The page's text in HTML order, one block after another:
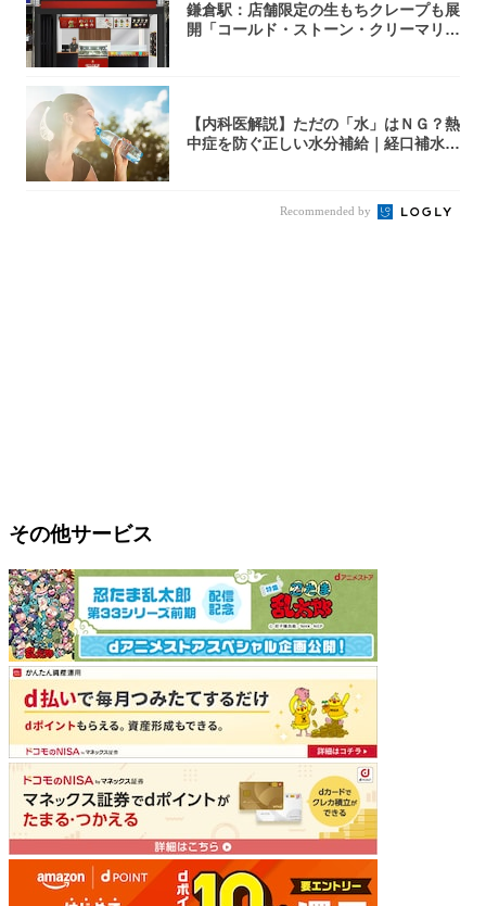
鎌倉駅：店舗限定の生もちクレープも展
開「コールド・ストーン・クリーマリ
【内科医解説】ただの「水」はＮＧ？熱
中症を防ぐ正しい水分補給｜経口補水
Recommended by
その他サービス